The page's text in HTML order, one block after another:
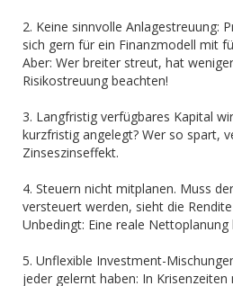
2. Keine sinnvolle Anlagestreuung:
sich gern für ein Finanzmodell mit
Aber: Wer breiter streut, hat
Risikostreuung beachten!
3. Langfristig verfügbares Kapital
kurzfristig angelegt? Wer so spart,
Zinseszinseffekt.
4. Steuern nicht mitplanen. Muss
versteuert werden, sieht die
Unbedingt: Eine reale Nettoplanung
5. Unflexible Investment-
jeder gelernt haben: In